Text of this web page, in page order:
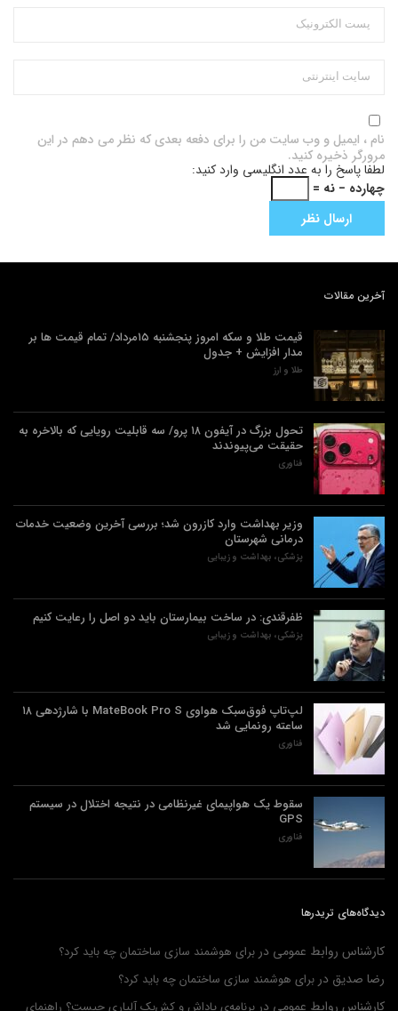
نام ، ایمیل و وب سایت من را برای دفعه بعدی که نظر می دهم در این
مرورگر ذخیره کنید.
لطفا پاسخ را به عدد انگلیسی وارد کنید:
چهارده − نه =
آخرین مقالات
قیمت طلا و سکه امروز پنجشنبه ۱۵مرداد/ تمام قیمت ها بر
مدار افزایش + جدول
طلا و ارز
تحول بزرگ در آیفون ۱۸ پرو/ سه قابلیت رویایی که بالاخره به
حقیقت می‌پیوندند
فناوری
وزیر بهداشت وارد کازرون شد؛ بررسی آخرین وضعیت خدمات
درمانی شهرستان
پزشکی، بهداشت و زیبایی
ظفرقندی: در ساخت بیمارستان باید دو اصل را رعایت کنیم
پزشکی، بهداشت و زیبایی
لپ‌تاپ فوق‌سبک هواوی MateBook Pro S با شارژدهی ۱۸
ساعته رونمایی شد
فناوری
سقوط یک هواپیمای غیرنظامی در نتیجه اختلال در سیستم‌
GPS
فناوری
دیدگاه‌های تریدرها
کارشناس روابط عمومی در برای هوشمند سازی ساختمان چه باید کرد؟
رضا صدیق در برای هوشمند سازی ساختمان چه باید کرد؟
کارشناس روابط عمومی در برنامه‌ی پاداش و کش‌بک آلپاری چیست؟ راهنمای